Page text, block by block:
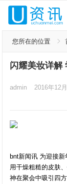
您所在的位置
闪耀美妆详解
admin 2016年12
bnt新闻讯 为迎接
用干燥粗糙的皮肤
神在聚会中吸引四